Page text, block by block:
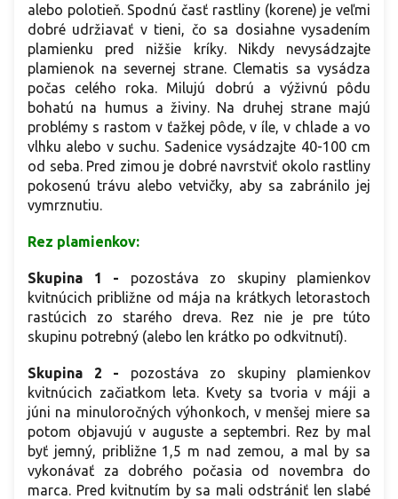
alebo polotieň. Spodnú časť rastliny (korene) je veľmi
dobré udržiavať v tieni, čo sa dosiahne vysadením
plamienku pred nižšie kríky. Nikdy nevysádzajte
plamienok na severnej strane. Clematis sa vysádza
počas celého roka. Milujú dobrú a výživnú pôdu
bohatú na humus a živiny. Na druhej strane majú
problémy s rastom v ťažkej pôde, v íle, v chlade a vo
vlhku alebo v suchu. Sadenice vysádzajte 40-100 cm
od seba. Pred zimou je dobré navrstviť okolo rastliny
pokosenú trávu alebo vetvičky, aby sa zabránilo jej
vymrznutiu.
Rez plamienkov:
Skupina 1 - pozostáva zo skupiny plamienkov
kvitnúcich približne od mája na krátkych letorastoch
rastúcich zo starého dreva. Rez nie je pre túto
skupinu potrebný (alebo len krátko po odkvitnutí).
Skupina 2 - pozostáva zo skupiny plamienkov
kvitnúcich začiatkom leta. Kvety sa tvoria v máji a
júni na minuloročných výhonkoch, v menšej miere sa
potom objavujú v auguste a septembri. Rez by mal
byť jemný, približne 1,5 m nad zemou, a mal by sa
vykonávať za dobrého počasia od novembra do
marca. Pred kvitnutím by sa mali odstrániť len slabé